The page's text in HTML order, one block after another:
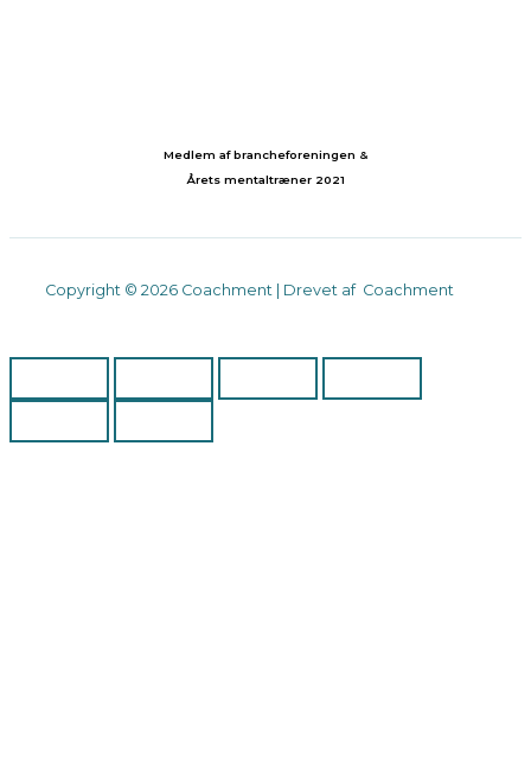
Medlem af brancheforeningen &
Årets mentaltræner 2021
Copyright © 2026 Coachment | Drevet af Coachment